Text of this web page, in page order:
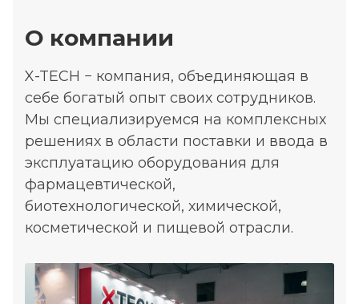
О компании
X-TECH − компания, объединяющая в
себе богатый опыт своих сотрудников.
Мы специализируемся на комплексных
решениях в области поставки и ввода в
эксплуатацию оборудования для
фармацевтической,
биотехнологической, химической,
косметической и пищевой отрасли.